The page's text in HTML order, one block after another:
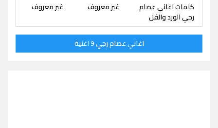
كلمات اغاني عصام
رجي الورد والفل
غير معروف غير معروف
اغاني عصام رجي 9 اغنية